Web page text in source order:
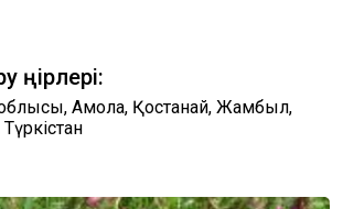
облысы, Ақмола, Қостанай, Жамбыл,